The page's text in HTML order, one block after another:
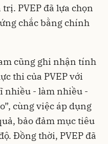
PVEP đã lựa chọn
chắc bằng chính
cũng ghi nhận tính
thi của PVEP với
nhiều - làm nhiều -
cùng việc áp dụng
bảo đảm mục tiêu
Đồng thời, PVEP đã